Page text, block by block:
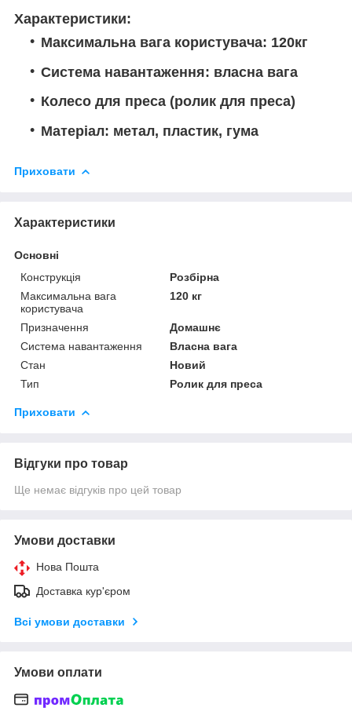
Характеристики:
Максимальна вага користувача: 120кг
Система навантаження: власна вага
Колесо для преса (ролик для преса)
Матеріал: метал, пластик, гума
Приховати
Характеристики
Основні
Конструкція
Розбірна
Максимальна вага
користувача
120 кг
Призначення
Домашнє
Система навантаження
Власна вага
Стан
Новий
Тип
Ролик для преса
Приховати
Відгуки про товар
Ще немає відгуків про цей товар
Умови доставки
Нова Пошта
Доставка кур'єром
Всі умови доставки
Умови оплати